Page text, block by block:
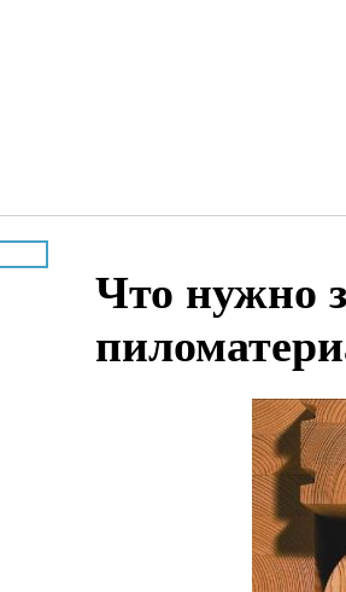
Что нужно